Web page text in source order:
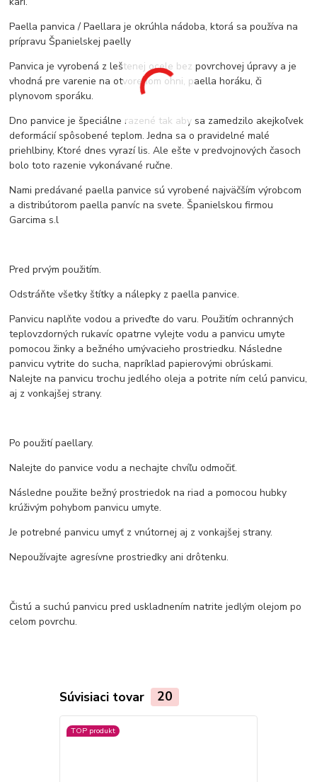
Paella panvica / Paellara je okrúhla nádoba, ktorá sa používa na
prípravu Španielskej paelly
Panvica je vyrobená z leštenej ocele bez povrchovej úpravy a je
vhodná pre varenie na otvorenom ohni, paella horáku, či
plynovom sporáku.
Dno panvice je špeciálne razené tak aby sa zamedzilo akejkoľvek
deformácií spôsobené teplom. Jedna sa o pravidelné malé
priehlbiny, Ktoré dnes vyrazí lis. Ale ešte v predvojnových časoch
bolo toto razenie vykonávané ručne.
Nami predávané paella panvice sú vyrobené najväčším výrobcom
a distribútorom paella panvíc na svete. Španielskou firmou
Garcima s.l
Pred prvým použitím.
Odstráňte všetky štítky a nálepky z paella panvice.
Panvicu naplňte vodou a priveďte do varu. Použitím ochranných
teplovzdorných rukavíc opatrne vylejte vodu a panvicu umyte
pomocou žinky a bežného umývacieho prostriedku. Následne
panvicu vytrite do sucha, napríklad papierovými obrúskami.
Nalejte na panvicu trochu jedlého oleja a potrite ním celú panvicu,
aj z vonkajšej strany.
Po použití paellary.
Nalejte do panvice vodu a nechajte chvíľu odmočiť.
Následne použite bežný prostriedok na riad a pomocou hubky
krúživým pohybom panvicu umyte.
Je potrebné panvicu umyť z vnútornej aj z vonkajšej strany.
Nepoužívajte agresívne prostriedky ani drôtenku.
Čistú a suchú panvicu pred uskladnením natrite jedlým olejom po
celom povrchu.
Súvisiaci tovar 20
TOP produkt